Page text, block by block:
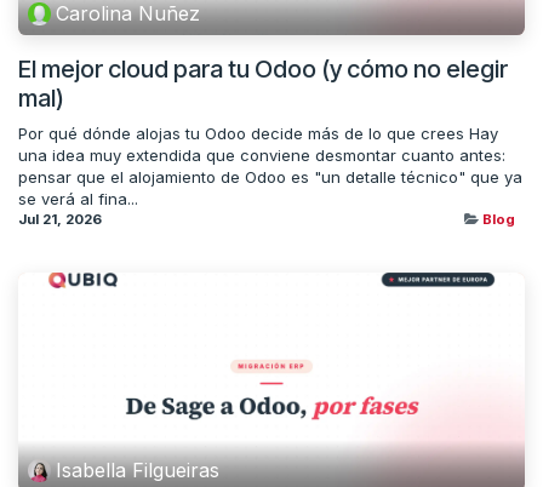
Carolina Nuñez
El mejor cloud para tu Odoo (y cómo no elegir
mal)
Por qué dónde alojas tu Odoo decide más de lo que crees Hay
una idea muy extendida que conviene desmontar cuanto antes:
pensar que el alojamiento de Odoo es "un detalle técnico" que ya
se verá al fina...
Jul 21, 2026 Blog
Isabella Filgueiras